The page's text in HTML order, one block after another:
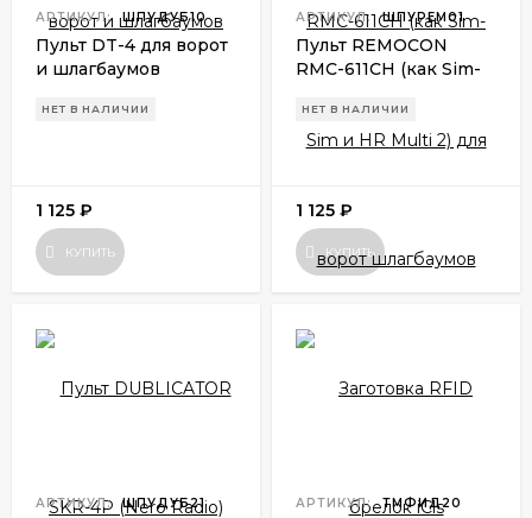
АРТИКУЛ: ШПУДУБ10
Пульт DT-4 для ворот
и шлагбаумов
НЕТ В НАЛИЧИИ
1 125 ₽
КУПИТЬ
АРТИКУЛ: ШПУРЕМ01
Пульт REMOCON
RMC-611CH (как Sim-
ворот шлагбаумов
НЕТ В НАЛИЧИИ
1 125 ₽
КУПИТЬ
АРТИКУЛ: ШПУДУБ21 АРТИКУЛ: ТМФИД20